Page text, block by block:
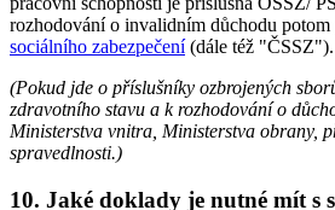
rozhodování o invalidním důchodu
sociálního zabezpečení(dále též "ČSSZ").
(Pokud jde o příslušníky ozbrojených
zdravotního stavu a k rozhodování o
Ministerstva vnitra, Ministerstva obrany,
spravedlnosti.)
10. Jaké doklady je nutné mít s